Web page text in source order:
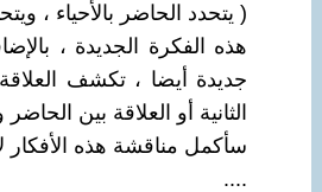
( يتحدد الحاضر بالأحياء ،
هذه الفكرة الجديدة ،
جديدة أيضا ، تكشف
الثانية أو العلاقة بين
سأكمل مناقشة هذه الأفكار
....